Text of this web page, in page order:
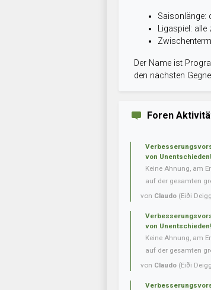
Saisonlänge:
Ligaspiel: alle
Der Name ist
den nächsten
Foren
von
Keine Ahnung, am
auf der gesamten
von Claudo (Eiði
von
Keine Ahnung, am
auf der gesamten
von Claudo (Eiði